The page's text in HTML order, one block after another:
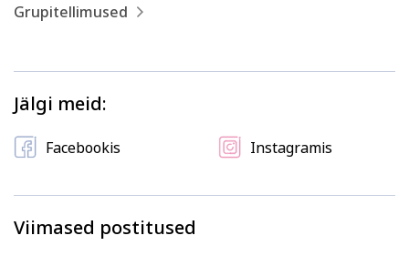
Kodu ja köök
Grupitellimused
Jälgi meid:
Facebookis Instagramis
Viimased postitused